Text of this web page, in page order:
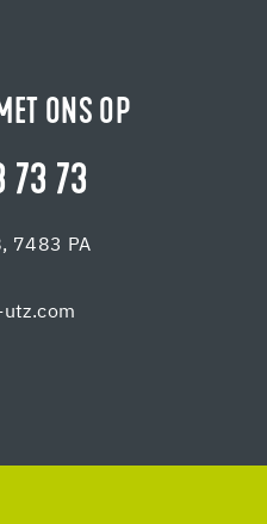
ONS OP
73 73
7483 PA
utz.com